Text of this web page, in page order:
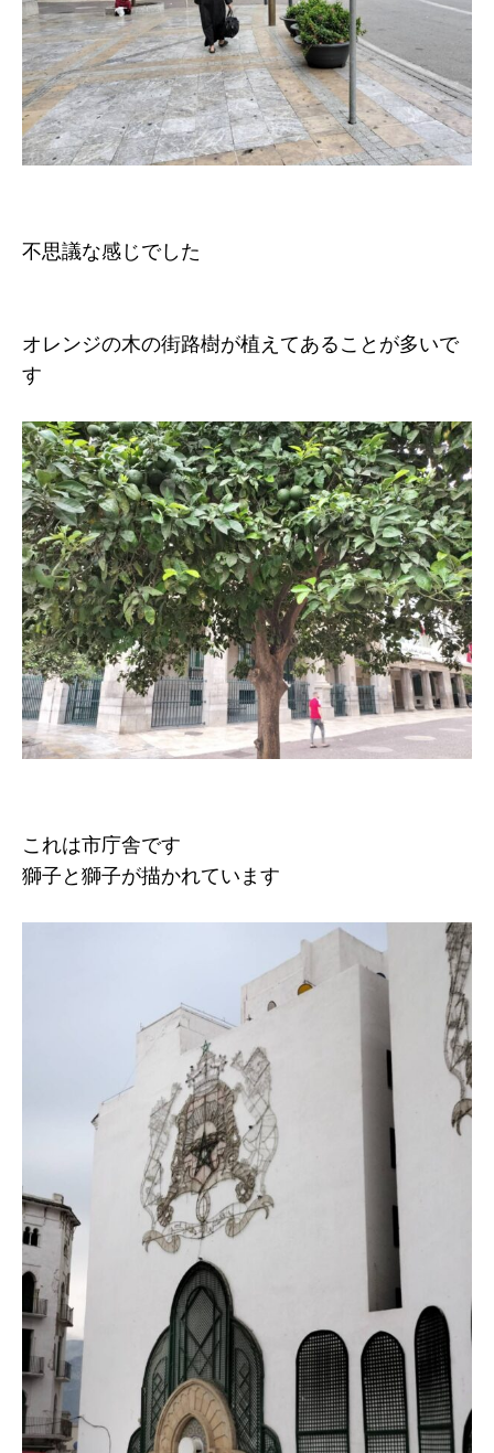
不思議な感じでした
オレンジの木の街路樹が植えてあることが多いで
す
これは市庁舎です
獅子と獅子が描かれています